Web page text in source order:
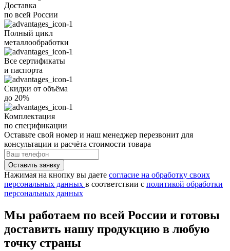
Доставка
по всей России
Полный цикл
металлообработки
Все сертификаты
и паспорта
Скидки от объёма
до 20%
Комплектация
по спецификации
Оставьте свой номер и наш менеджер перезвонит для
консультации и расчёта стоимости товара
Нажимая на кнопку вы даете согласие на обработку своих
персональных данных в соответствии с политикой обработки
персональных данных
Мы работаем по всей России и готовы
доставить нашу продукцию в любую
точку страны